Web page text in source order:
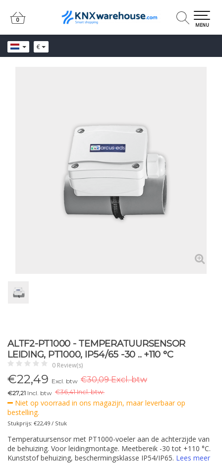
€
0
0
MENU
ALTF2-PT1000 - TEMPERATUURSENSOR
LEIDING, PT1000, IP54/65 -30 .. +110 °C
0 Review(s)
€22,49 Excl. btw €30,09 Excl. btw
€27,21 Incl. btw €36,41 Incl. btw.
Niet op voorraad in ons magazijn, maar leverbaar op
bestelling.
Stukprijs: €22,49 / Stuk
Temperatuursensor met PT1000-voeler aan de achterzijde van
de behuizing. Voor leidingmontage. Meetbereik -30 tot +110 °C.
Kunststof behuizing, beschermingsklasse IP54/IP65. Lees meer